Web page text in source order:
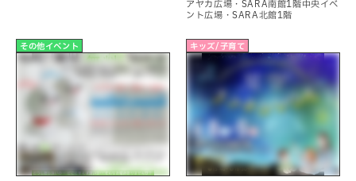
アヤカ広場・SARA南館1階中央イベ
ント広場・SARA北館1階
その他イベント キッズ/子育て